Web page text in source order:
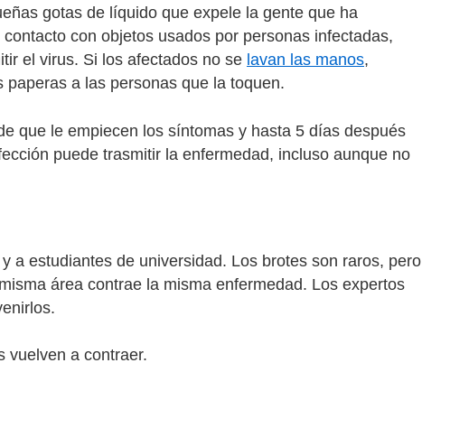
gotas de líquido que expele la gente que ha
con objetos usados por personas infectadas,
el virus. Si los afectados no se lavan las manos,
a las personas que la toquen.
que le empiecen los síntomas y hasta 5 días después
puede trasmitir la enfermedad, incluso aunque no
a estudiantes de universidad. Los brotes son raros, pero
área contrae la misma enfermedad. Los expertos
vuelven a contraer.